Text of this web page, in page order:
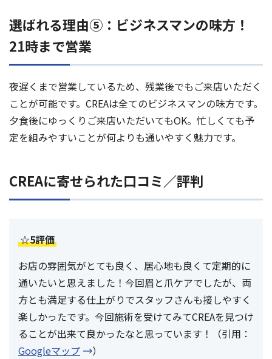
選ばれる理由⑤：ビジネスマンの味方！
21時まで営業
夜遅くまで営業しているため、残業後でもご来店いただく
ことが可能です。CREAは全てのビジネスマンの味方です。
夕食後にゆっくりご来店いただいてもOK。忙しくても予
定を組みやすいことが何よりも通いやすく魅力です。
CREAに寄せられた口コミ／評判
☆5評価
お店の雰囲気がとても良く、居心地も良くて定期的に
通いたいと思えました！今回眉と爪ケアでしたが、両
方とも満足する仕上がりでスタッフさんも接しやすく
楽しかったです。今回施術を受けてみてCREAを見つけ
ることが出来て良かったなと思っています！（引用：
Googleマップ
）